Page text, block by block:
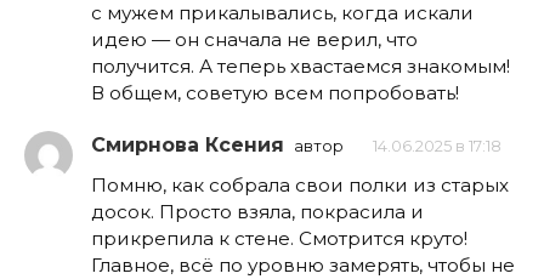
с мужем прикалывались, когда искали
идею — он сначала не верил, что
получится. А теперь хвастаемся знакомым!
В общем, советую всем попробовать!
Смирнова Ксения автор 14.06.2025 в 17:18
Помню, как собрала свои полки из старых
досок. Просто взяла, покрасила и
прикрепила к стене. Смотрится круто!
Главное, всё по уровню замерять, чтобы не